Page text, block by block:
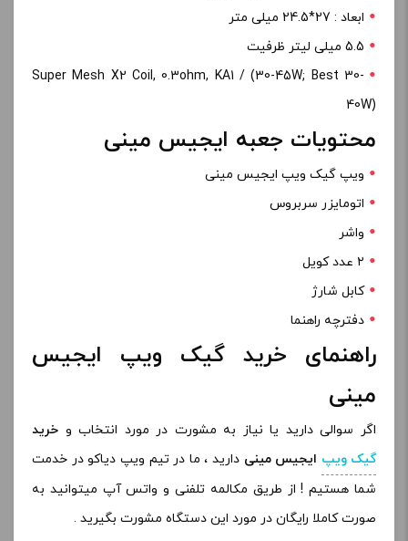
ابعاد : 27*24.5 میلی متر
5.5 میلی لیتر ظرفیت
Super Mesh X2 Coil, 0.3ohm, KA1 / (30-45W; Best 30-
40W)
محتویات جعبه ایجیس مینی
ویپ گیک ویپ ایجیس مینی
اتومایزر سربروس
واشر
۲ عدد کویل
کابل شارژ
دفترچه راهنما
راهنمای خرید گیک ویپ ایجیس
مینی
اگر سوالی دارید یا نیاز به مشورت در مورد انتخاب و خرید
گیک ویپ ایجیس مینی دارید ، ما در تیم ویپ دیاکو در خدمت
شما هستیم ! از طریق مکالمه تلفنی و واتس آپ میتوانید به
صورت کاملا رایگان در مورد این دستگاه مشورت بگیرید .